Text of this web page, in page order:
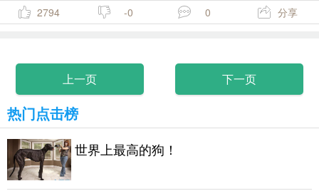
2794 -0 0 分享
上一页 下一页
热门点击榜
世界上最高的狗！